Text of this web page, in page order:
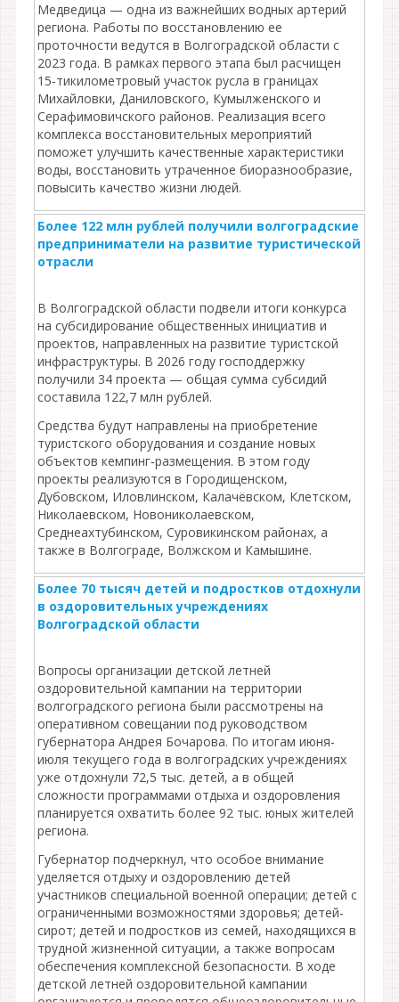
Медведица — одна из важнейших водных артерий
региона. Работы по восстановлению ее
проточности ведутся в Волгоградской области с
2023 года. В рамках первого этапа был расчищен
15-тикилометровый участок русла в границах
Михайловки, Даниловского, Кумылженского и
Серафимовичского районов. Реализация всего
комплекса восстановительных мероприятий
поможет улучшить качественные характеристики
воды, восстановить утраченное биоразнообразие,
повысить качество жизни людей.
Более 122 млн рублей получили волгоградские
предприниматели на развитие туристической
отрасли
В Волгоградской области подвели итоги конкурса
на субсидирование общественных инициатив и
проектов, направленных на развитие туристской
инфраструктуры. В 2026 году господдержку
получили 34 проекта — общая сумма субсидий
составила 122,7 млн рублей.
Средства будут направлены на приобретение
туристского оборудования и создание новых
объектов кемпинг‑размещения. В этом году
проекты реализуются в Городищенском,
Дубовском, Иловлинском, Калачёвском, Клетском,
Николаевском, Новониколаевском,
Среднеахтубинском, Суровикинском районах, а
также в Волгограде, Волжском и Камышине.
Более 70 тысяч детей и подростков отдохнули
в оздоровительных учреждениях
Волгоградской области
Вопросы организации детской летней
оздоровительной кампании на территории
волгоградского региона были рассмотрены на
оперативном совещании под руководством
губернатора Андрея Бочарова. По итогам июня-
июля текущего года в волгоградских учреждениях
уже отдохнули 72,5 тыс. детей, а в общей
сложности программами отдыха и оздоровления
планируется охватить более 92 тыс. юных жителей
региона.
Губернатор подчеркнул, что особое внимание
уделяется отдыху и оздоровлению детей
участников специальной военной операции; детей с
ограниченными возможностями здоровья; детей-
сирот; детей и подростков из семей, находящихся в
трудной жизненной ситуации, а также вопросам
обеспечения комплексной безопасности. В ходе
детской летней оздоровительной кампании